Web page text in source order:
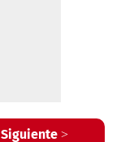
Siguiente >